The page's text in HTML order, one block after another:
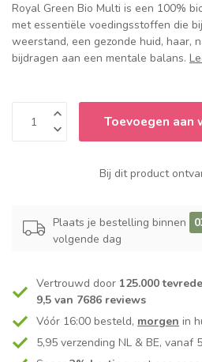
Royal Green Bio Multi is een 100%
met essentiële voedingsstoffen die
weerstand, een gezonde huid, haar,
bijdragen aan een mentale balans.
Toevoegen aan
Bij dit product
Plaats je bestelling binnen
volgende dag
Vertrouwd door 125.000
9,5 van 7686 reviews
Vóór 16:00 besteld, morgen in
5,95 verzending NL & BE, vanaf